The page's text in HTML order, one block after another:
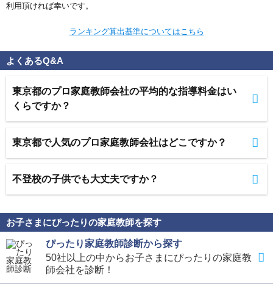
利用頂ければ幸いです。
ランキング算出基準についてはこちら
よくあるQ&A
東京都のプロ家庭教師会社の平均的な指導料金はい
くらですか？
東京都で人気のプロ家庭教師会社はどこですか？
不登校の子供でも大丈夫ですか？
お子さまにぴったりの家庭教師を探す
ぴったり家庭教師診断から探す
50社以上の中からお子さまにぴったりの家庭教
師会社を診断！